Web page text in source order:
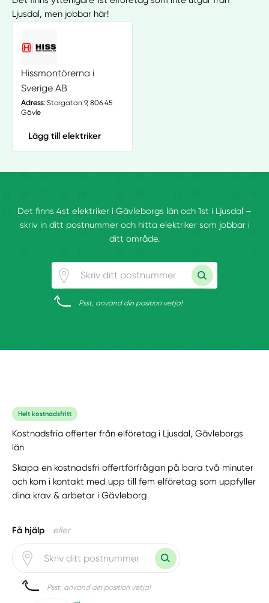
Ljusdal, men jobbar här!
Hissmontörerna i
Sverige AB
Adress:Storgatan 9, 806 45
Gävle
Lägg till elektriker
Det finns 4st elektriker i Gävleborgs län och 1st i Ljusdal –
skriv in ditt postnummer och hitta elektriker som jobbar i
ditt område.
Psst, använd din position vetja!
Helt kostnadsfritt
Kostnadsfria offerter från elföretag i Ljusdal, Gävleborgs
län
Skapa en kostnadsfri offertförfrågan på bara två minuter
och kom i kontakt med upp till fem elföretag som uppfyller
dina krav & arbetar i Gävleborg
Få hjälp eller
Psst, använd din position vetja!